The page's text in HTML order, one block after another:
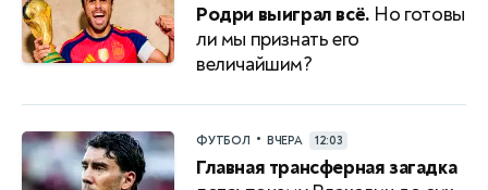
Родри выиграл всё. Но готовы
ли мы признать его
величайшим?
ФУТБОЛ • ВЧЕРА 12:03
Главная трансферная загадка